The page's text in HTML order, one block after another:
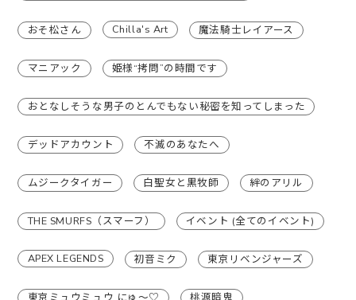
おそ松さん Chilla's Art 魔法騎士レイアース
マニアック 姫様“拷問”の時間です
おとなしそうな男子のとんでもない秘密を知ってしまった
デッドアカウント 不滅のあなたへ
ムジークタイガー 白聖女と黒牧師 絆のアリル
THE SMURFS（スマーフ） イベント (全てのイベント)
APEX LEGENDS 初音ミク 東京リベンジャーズ